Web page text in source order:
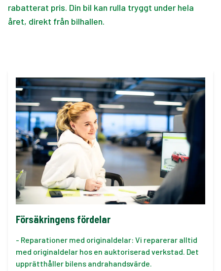
rabatterat pris. Din bil kan rulla tryggt under hela
året, direkt från bilhallen.
Försäkringens fördelar
- Reparationer med originaldelar: Vi reparerar alltid
med originaldelar hos en auktoriserad verkstad. Det
upprätthåller bilens andrahandsvärde.